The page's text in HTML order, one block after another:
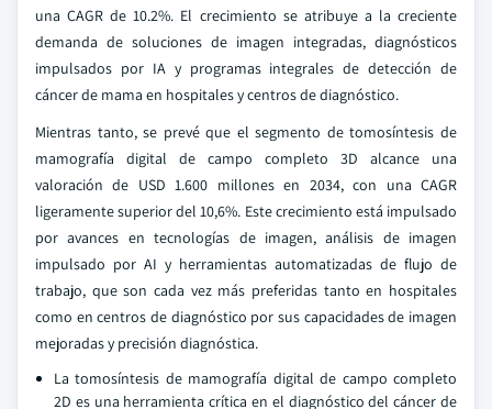
una CAGR de 10.2%. El crecimiento se atribuye a la creciente
demanda de soluciones de imagen integradas, diagnósticos
impulsados por IA y programas integrales de detección de
cáncer de mama en hospitales y centros de diagnóstico.
Mientras tanto, se prevé que el segmento de tomosíntesis de
mamografía digital de campo completo 3D alcance una
valoración de USD 1.600 millones en 2034, con una CAGR
ligeramente superior del 10,6%. Este crecimiento está impulsado
por avances en tecnologías de imagen, análisis de imagen
impulsado por AI y herramientas automatizadas de flujo de
trabajo, que son cada vez más preferidas tanto en hospitales
como en centros de diagnóstico por sus capacidades de imagen
mejoradas y precisión diagnóstica.
La tomosíntesis de mamografía digital de campo completo
2D es una herramienta crítica en el diagnóstico del cáncer de